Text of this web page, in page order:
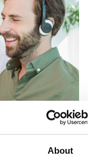
About